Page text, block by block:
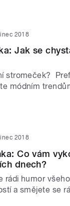
2018
Jak se
stromeček?
módním
2018
Co vám
dnech?
rádi humor
a smějete se